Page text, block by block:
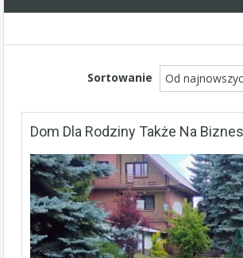
Sortowanie Od
Dom Dla Rodziny Także Na Biznes